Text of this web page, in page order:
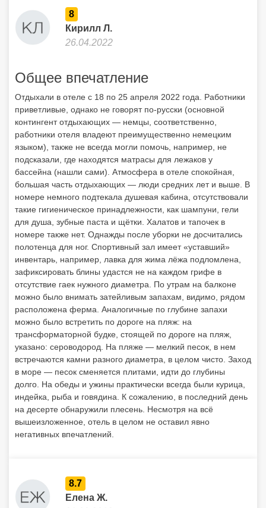
8
Кирилл Л.
26.04.2022
Общее впечатление
Отдыхали в отеле с 18 по 25 апреля 2022 года. Работники
приветливые, однако не говорят по-русски (основной
контингент отдыхающих — немцы, соответственно,
работники отеля владеют преимущественно немецким
языком), также не всегда могли помочь, например, не
подсказали, где находятся матрасы для лежаков у
бассейна (нашли сами). Атмосфера в отеле спокойная,
большая часть отдыхающих — люди средних лет и выше. В
номере немного подтекала душевая кабина, отсутствовали
такие гигиеническое принадлежности, как шампуни, гели
для душа, зубные паста и щётки. Халатов и тапочек в
номере также нет. Однажды после уборки не досчитались
полотенца для ног. Спортивный зал имеет «уставший»
инвентарь, например, лавка для жима лёжа подломлена,
зафиксировать блины удастся не на каждом грифе в
отсутствие гаек нужного диаметра. По утрам на балконе
можно было внимать затейливым запахам, видимо, рядом
расположена ферма. Аналогичные по глубине запахи
можно было встретить по дороге на пляж: на
трансформаторной будке, стоящей по дороге на пляж,
указано: сероводород. На пляже — мелкий песок, в нем
встречаются камни разного диаметра, в целом чисто. Заход
в море — песок сменяется плитами, идти до глубины
долго. На обеды и ужины практически всегда были курица,
индейка, рыба и говядина. К сожалению, в последний день
на десерте обнаружили плесень. Несмотря на всё
вышеизложенное, отель в целом не оставил явно
негативных впечатлений.
8.7
Елена Ж.